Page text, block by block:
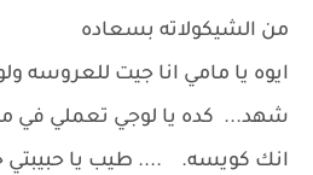
من الشيكولاته بسعاده
ايوه يا مامي انا جيت للعروسه
شهد... كده يا لوجي تعملي في
انك كويسه. .... طيب يا حبيبتي